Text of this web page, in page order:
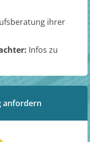
ihrer
Infos zu
anfordern